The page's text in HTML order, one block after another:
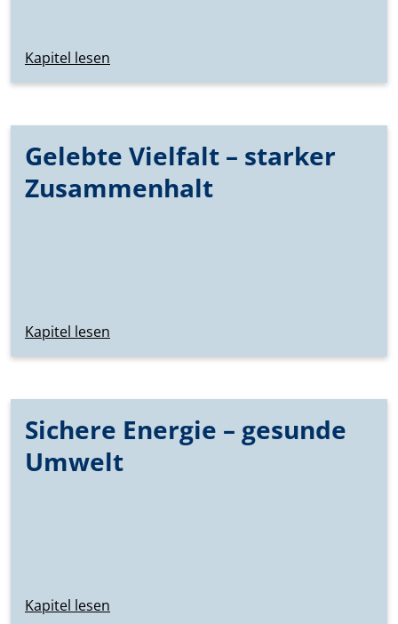
Kapitel lesen
Gelebte Vielfalt – starker
Zusammenhalt
Kapitel lesen
Sichere Energie – gesunde
Umwelt
Kapitel lesen